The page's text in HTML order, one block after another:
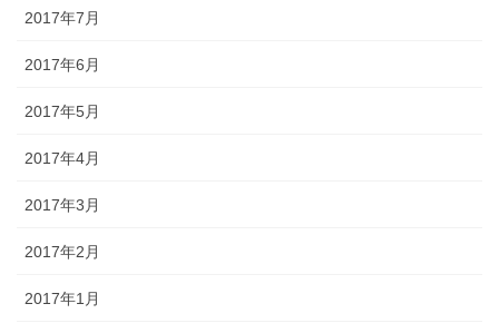
2017年7月
2017年6月
2017年5月
2017年4月
2017年3月
2017年2月
2017年1月